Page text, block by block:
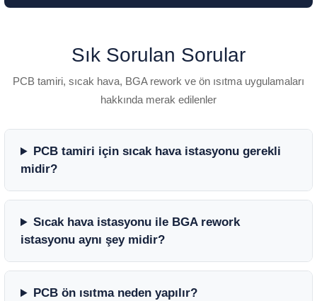
Sık Sorulan Sorular
PCB tamiri, sıcak hava, BGA rework ve ön ısıtma uygulamaları
hakkında merak edilenler
PCB tamiri için sıcak hava istasyonu gerekli
midir?
Sıcak hava istasyonu ile BGA rework
istasyonu aynı şey midir?
PCB ön ısıtma neden yapılır?